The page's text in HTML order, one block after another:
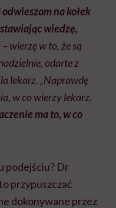
odwieszam na kołek
wiedzę,
– wierzę w to, że są
odarte z
lekarz. „Naprawdę
w co wierzy lekarz.
ma to, w co
podejściu? Dr
przypuszczać
dokonywane przez